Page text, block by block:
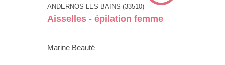
ANDERNOS LES BAINS (33510)
Aisselles - épilation femme
Marine Beauté